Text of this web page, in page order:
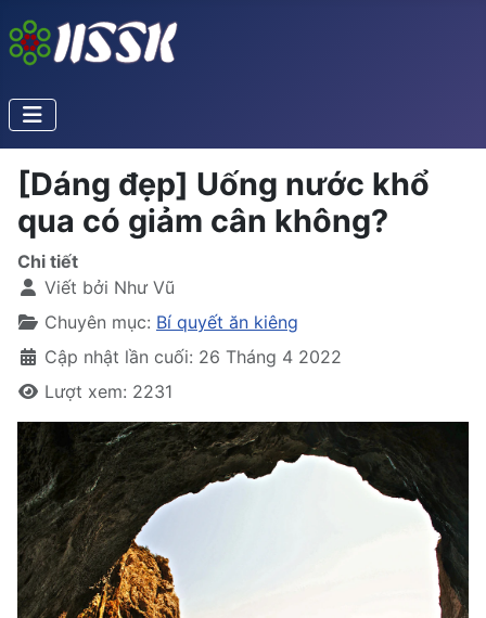
[Dáng đẹp] Uống nước khổ
qua có giảm cân không?
Chi tiết
Viết bởi Như Vũ
Chuyên mục: Bí quyết ăn kiêng
Cập nhật lần cuối: 26 Tháng 4 2022
Lượt xem: 2231